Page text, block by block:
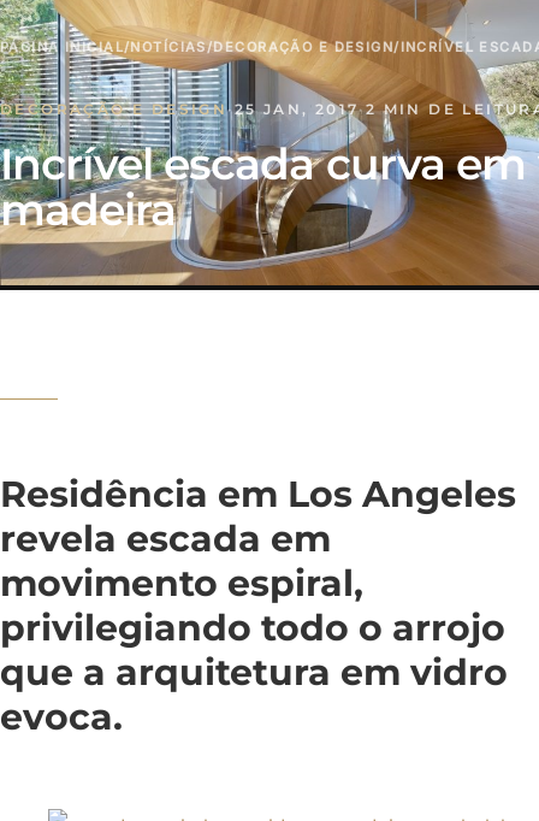
PÁGINA INICIAL/NOTÍCIAS/DECORAÇÃO E DESIGN/INCRÍVEL
DECORAÇÃO E DESIGN·25 JAN, 2017·2 MIN DE
Incrível escada curva em
madeira
Residência em Los Angeles
revela escada em
movimento espiral,
privilegiando todo o arrojo
que a arquitetura em vidro
evoca.